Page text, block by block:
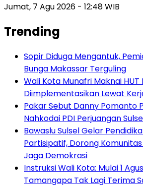
Jumat, 7 Agu 2026 - 12:48 WIB
Trending
Sopir Diduga Mengantuk,
Bunga Makassar Terguling
Wali Kota Munafri Maknai HUT
Diimplementasikan Lewat
Pakar Sebut Danny Pomanto
Nahkodai PDI Perjuangan
Bawaslu Sulsel Gelar
Partisipatif, Dorong
Jaga Demokrasi
Instruksi Wali Kota: Mulai 1
Tamangapa Tak Lagi Terima